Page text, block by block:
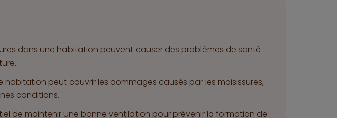
dans une habitation peuvent causer des problèmes de santé
habitation peut couvrir les dommages causés par les moisissures,
conditions.
de maintenir une bonne ventilation pour prévenir la formation de